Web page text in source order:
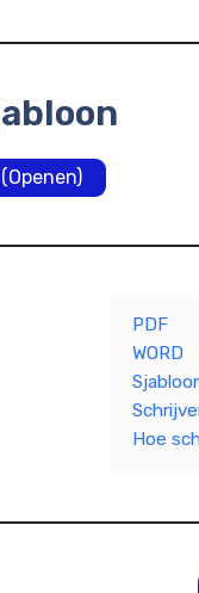
(Openen)
PDF
WORD
Hoe